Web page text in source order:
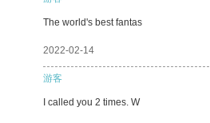
The world's best fantas
2022-02-14
游客
I called you 2 times. W